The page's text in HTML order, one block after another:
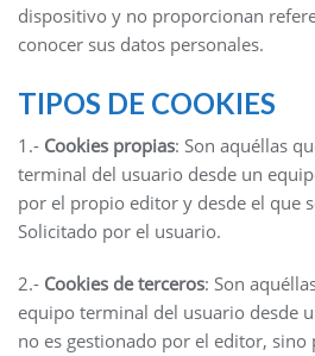
dispositivo y no proporcionan
conocer sus datos personales.
TIPOS DE COOKIES
1.- Cookies propias: Son aquéllas
terminal del usuario desde un
por el propio editor y desde el que
Solicitado por el usuario.
2.- Cookies de terceros: Son
equipo terminal del usuario desde
no es gestionado por el editor,